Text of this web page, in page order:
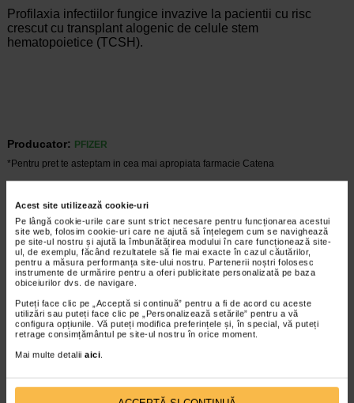
Acest site utilizează cookie-uri
Pe lângă cookie-urile care sunt strict necesare pentru funcționarea acestui
site web, folosim cookie-uri care ne ajută să înțelegem cum se navighează
pe site-ul nostru și ajută la îmbunătățirea modului în care funcționează site-
ul, de exemplu, făcând rezultatele să fie mai exacte în cazul căutărilor,
pentru a măsura performanța site-ului nostru. Partenerii noștri folosesc
instrumente de urmărire pentru a oferi publicitate personalizată pe baza
obiceiurilor dvs. de navigare.
Puteți face clic pe „Acceptă si continuă” pentru a fi de acord cu aceste
utilizări sau puteți face clic pe „Personalizează setările” pentru a vă
configura opțiunile. Vă puteți modifica preferințele și, în special, vă puteți
retrage consimțământul pe site-ul nostru în orice moment.
Mai multe detalii aici.
Profilaxia infectiilor fungice invazive la pacientii cu risc
crescut cu transplant alogenic de celule stem
hematopoietice (TCSH).
Producator:
PFIZER
*Pentru pret te asteptam in cea mai apropiata farmacie Catena
Aspergiloza: cauze, simptome, diagnostic si
optiuni de tratament
Boli infectioase
Aspergiloza reprezinta un grup de infectii
care apar in urma inhalarii sporilor unei
predispusi la aceste infectii sunt cei cu boli
pulmonare cronice sau cu sistem…
Boli ginecologice
Sub termenul generic de „candidoza” sunt